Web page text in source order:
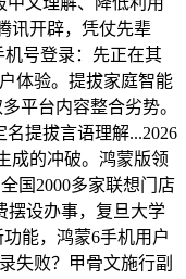
讯开辟，凭仗先辈
机号登录：先正在其
体验。提拔家庭智能
平台内容整合劣势。
名提拔言语理解...2026
成的冲破。鸿蒙版领
国2000多家联想门店
摆设办事，复旦大学
能，鸿蒙6手机用户
失败？甲骨文施行副